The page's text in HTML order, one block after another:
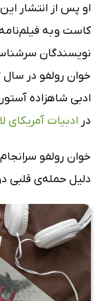
او پس از انتشار
کاست و به
نویسندگان
ادبی شاهزاده
در ادبیات آمریکای
دلیل حمله‌ی قلبی